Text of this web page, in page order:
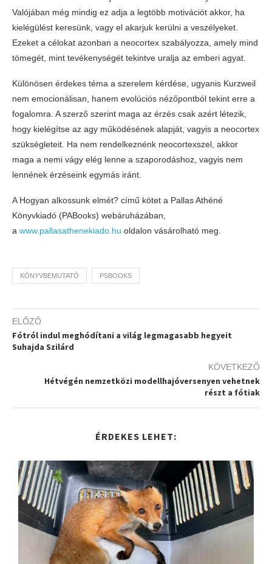
Valójában még mindig ez adja a legtöbb motivációt akkor, ha
kielégülést keresünk, vagy el akarjuk kerülni a veszélyeket.
Ezeket a célokat azonban a neocortex szabályozza, amely mind
tömegét, mint tevékenységét tekintve uralja az emberi agyat.
Különösen érdekes téma a szerelem kérdése, ugyanis Kurzweil
nem emocionálisan, hanem evolúciós nézőpontból tekint erre a
fogalomra. A szerző szerint maga az érzés csak azért létezik,
hogy kielégítse az agy működésének alapját, vagyis a neocortex
szükségleteit. Ha nem rendelkeznénk neocortexszel, akkor
maga a nemi vágy elég lenne a szaporodáshoz, vagyis nem
lennének érzéseink egymás iránt.
A Hogyan alkossunk elmét? című kötet a Pallas Athéné
Könyvkiadó (PABooks) webáruházában,
a www.pallasathenekiado.hu oldalon vásárolható meg.
KÖNYVBEMUTATÓ PSBOOKS
ELŐZŐ
Fótról indul meghódítani a világ legmagasabb hegyeit
Suhajda Szilárd
KÖVETKEZŐ
Hétvégén nemzetközi modellhajóversenyen vehetnek
részt a fótiak
ÉRDEKES LEHET: